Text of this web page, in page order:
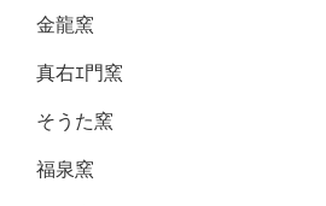
金龍窯
真右ｴ門窯
そうた窯
福泉窯